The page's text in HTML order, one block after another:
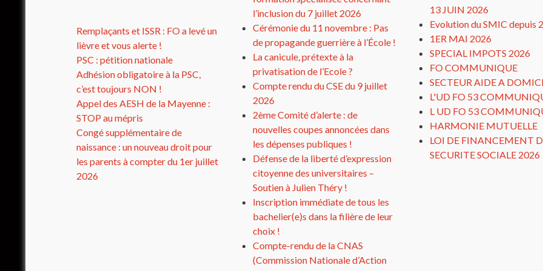
Remplaçants et ISSR : FO a levé un
lièvre et vous alerte !
PSC : pétition nationale
Adhésion obligatoire à la PSC,
c’est toujours NON !
Appel des AESH de la Mayenne :
STOP au mépris
Congé supplémentaire de
naissance : un nouveau droit pour
les parents à compter du 1er juillet
2026
l’inclusion du 7 juillet 2026
Cérémonie du 11 novembre : Pas
de propagande guerrière à l’École !
La canicule, prétexte à la
privatisation de l’Ecole ?
Compte rendu du CSE du 9 juillet
2026
2ème Comité d’alerte : de
nouvelles coupes annoncées dans
les dépenses publiques !
Défense de la liberté d’expression
citoyenne des universitaires –
Soutien à Julien Théry !
Inscription immédiate de tous les
bachelier(e)s dans la filière de leur
choix !
Compte-rendu de la CNAS
(Commission Nationale d’Action
13 JUIN 2026
Evolution du SMIC depuis
1ER MAI 2026
SPECIAL IMPOTS 2026
FO COMMUNIQUE
SECTEUR AIDE A
L'UD FO 53
L UD FO 53
HARMONIE MUTUELLE
LOI DE FINANCEMENT
SECURITE SOCIALE 2026